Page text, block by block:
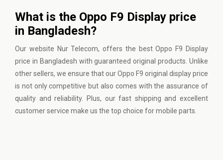
What is the Oppo F9 Display price
in Bangladesh?
Our website Nur Telecom, offers the best Oppo F9 Display
price in Bangladesh with guaranteed original products. Unlike
other sellers, we ensure that our Oppo F9 original display price
is not only competitive but also comes with the assurance of
quality and reliability. Plus, our fast shipping and excellent
customer service make us the top choice for mobile parts.